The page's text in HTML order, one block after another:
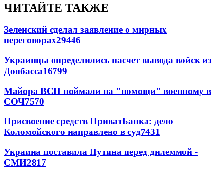
ЧИТАЙТЕ ТАКЖЕ
Зеленский сделал заявление о мирных
переговорах29446
Украинцы определились насчет вывода войск из
Донбасса16799
Майора ВСП поймали на "помощи" военному в
СОЧ7570
Присвоение средств ПриватБанка: дело
Коломойского направлено в суд7431
Украина поставила Путина перед дилеммой -
СМИ2817